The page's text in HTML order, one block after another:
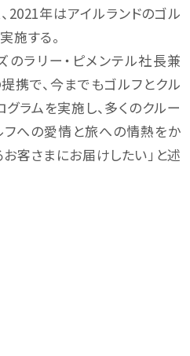
2021年はアイルランドのゴル
施する。
のラリー・ピメンテル社長兼
携で、今までもゴルフとクル
ラムを実施し、多くのクルー
への愛情と旅への情熱をか
客さまにお届けしたい」と述